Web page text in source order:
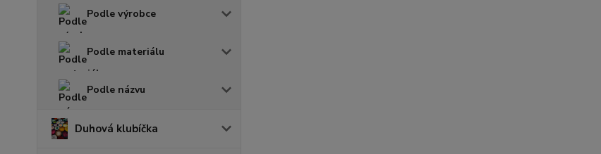
Podle výrobce
Podle materiálu
Podle názvu
Duhová klubíčka